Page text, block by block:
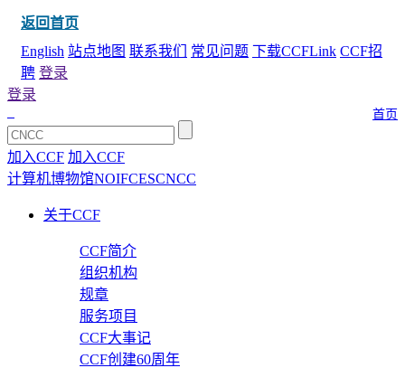
返回首页
English 站点地图 联系我们 常见问题 下载CCFLink CCF招
聘 登录
首页
登录
加入CCF 加入CCF
计算机博物馆NOIFCESCNCC
关于CCF
CCF简介
组织机构
规章
服务项目
CCF大事记
CCF创建60周年